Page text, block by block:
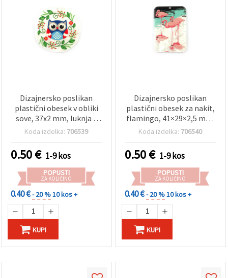
Dizajnersko poslikan
plastični obesek v obliki
sove, 37x2 mm, luknja 1
mm
Koda izdelka: 706539
0.50€ 1-9 kos
POPUSTI
ZA KOLIČINO
0.40 €- 20 %10 kos +
KUPI
Dizajnersko poslikan
plastični obesek za nakit,
flamingo, 41×29×2,5 mm,
luknja: 1 mm
Koda izdelka: 706540
0.50€ 1-9 kos
POPUSTI
ZA KOLIČINO
0.40 €- 20 %10 kos +
KUPI